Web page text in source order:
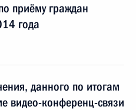
приёму граждан
года
данного по итогам
видео-конференц-связи